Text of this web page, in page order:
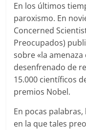
En los últimos
paroxismo. En
Concerned
Preocupados)
sobre «la
desenfrenado de
15.000 científicos
premios Nobel.
En pocas
en la que tales